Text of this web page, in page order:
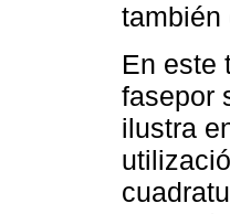
también
En este
fasepor
ilustra